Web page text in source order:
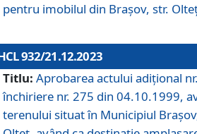
pentru imobilul din Brașov, str.
932/21.12.2023
Titlu: Aprobarea actului adițional
închiriere nr. 275 din 04.10.1999,
terenului situat în Municipiul